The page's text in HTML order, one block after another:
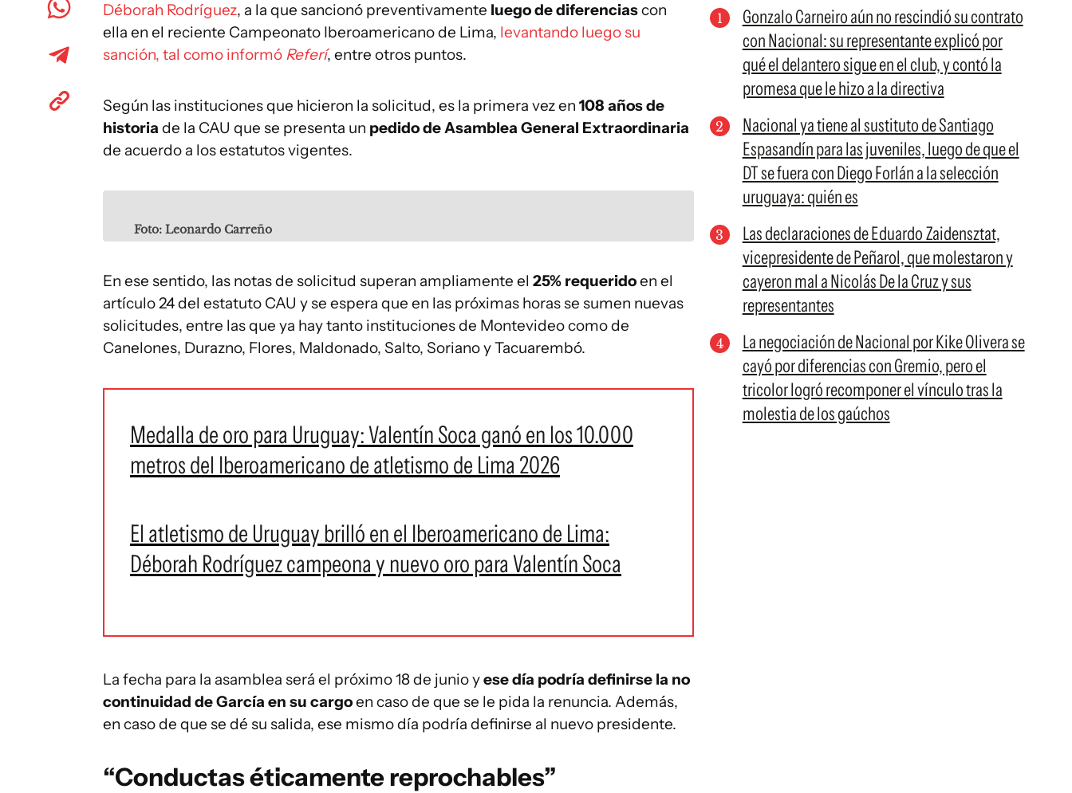
Déborah Rodríguez, a la que sancionó preventivamente luego de diferenciascon
ella en el reciente Campeonato Iberoamericano de Lima, levantando luego su
sanción, tal como informó Referí, entre otros puntos.
Según las instituciones que hicieron la solicitud, es la primera vez en 108 años de
historia de la CAU que se presenta un pedido de Asamblea General Extraordinaria
de acuerdo a los estatutos vigentes.
Foto: Leonardo Carreño
En ese sentido, las notas de solicitud superan ampliamente el 25% requeridoen el
artículo 24 del estatuto CAU y se espera que en las próximas horas se sumen nuevas
solicitudes, entre las que ya hay tanto instituciones de Montevideo como de
Canelones, Durazno, Flores, Maldonado, Salto, Soriano y Tacuarembó.
Medalla de oro para Uruguay: Valentín Soca ganó en los 10.000
metros del Iberoamericano de atletismo de Lima 2026
El atletismo de Uruguay brilló en el Iberoamericano de Lima:
Déborah Rodríguez campeona y nuevo oro para Valentín Soca
La fecha para la asamblea será el próximo 18 de junio yese día podría definirse la no
continuidad de García en su cargoen caso de que se le pida la renuncia. Además,
en caso de que se dé su salida, ese mismo día podría definirse al nuevo presidente.
“Conductas éticamente reprochables”
Gonzalo Carneiro aún no rescindió su contrato
con Nacional: su representante explicó por
qué el delantero sigue en el club, y contó la
promesa que le hizo a la directiva
Nacional ya tiene al sustituto de Santiago
Espasandín para las juveniles, luego de que el
DT se fuera con Diego Forlán a la selección
uruguaya: quién es
Las declaraciones de Eduardo Zaidensztat,
vicepresidente de Peñarol, que molestaron y
cayeron mal a Nicolás De la Cruz y sus
representantes
La negociación de Nacional por Kike Olivera se
cayó por diferencias con Gremio, pero el
tricolor logró recomponer el vínculo tras la
molestia de los gaúchos